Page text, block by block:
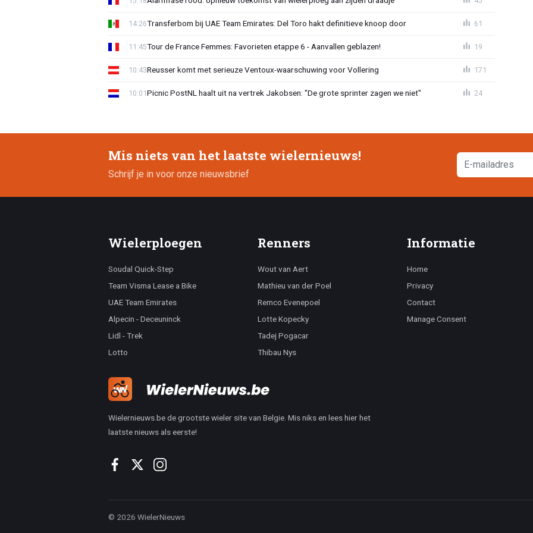
Transferbom bij UAE Team Emirates: Del Toro hakt definitieve knoop door
14:26 61
Tour de France Femmes: Favorieten etappe 6 - Aanvallen geblazen!
11:45 19
Reusser komt met serieuze Ventoux-waarschuwing voor Vollering
10:43 171
Picnic PostNL haalt uit na vertrek Jakobsen: "De grote sprinter zagen we niet"
10:01 24
Mis niets van het laatste wielernieuws!
Schrijf je in voor onze nieuwsbrief
Wielerploegen
Soudal Quick-Step
Team Visma Lease a Bike
UAE Team Emirates
Alpecin - Deceuninck
Lidl - Trek
Lotto
Renners
Wout van Aert
Mathieu van der Poel
Remco Evenepoel
Lotte Kopecky
Tadej Pogacar
Thibau Nys
Informatie
Home
Privacy
Contact
Manage Consent
Wielernieuws.be de grootste wieler site van Belgie. Mis niks en lees hier het
laatste nieuws als eerste!
© 2026 WielerNieuws